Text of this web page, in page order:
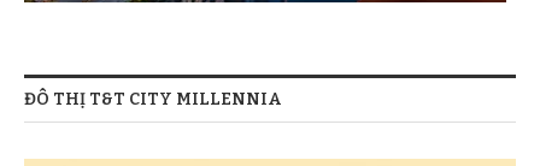
ĐÔ THỊ T&T CITY MILLENNIA